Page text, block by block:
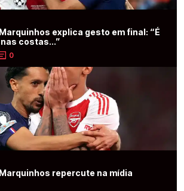
explica gesto em final: “É
costas...”
0
repercute na mídia